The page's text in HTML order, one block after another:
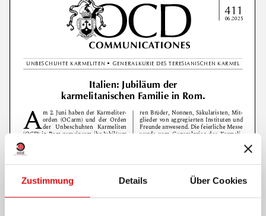
Zustimmung Details Über Cookies